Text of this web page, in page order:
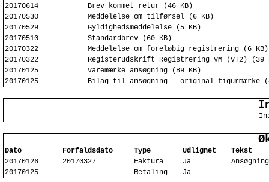
20170614
Brev kommet retur (46 KB)
20170530
Meddelelse om tilførsel (6 KB)
20170529
Gyldighedsmeddelelse (5 KB)
20170510
Standardbrev (60 KB)
20170322
Meddelelse om foreløbig registrering (6 KB)
20170322
Registerudskrift Registrering VM (VT2) (39
20170125
Varemærke ansøgning (89 KB)
20170125
Bilag til ansøgning - original figurmærke
Dato Forfaldsdato Type Udlignet
Tekst
20170126
20170327 Faktura Ja
20170125
Betaling Ja